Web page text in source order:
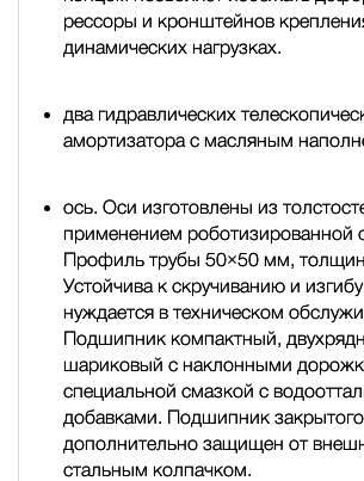
рессоры и кронштейнов
динамических нагрузках.
два гидравлических
амортизатора с масляным
ось. Оси изготовлены из
применением роботизированной
Профиль трубы 50×50 мм,
Устойчива к скручиванию и
нуждается в техническом
Подшипник компактный,
шариковый с наклонными
специальной смазкой с
добавками. Подшипник
дополнительно защищен от
стальным колпачком.